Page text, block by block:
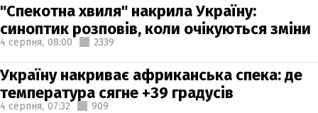
"Спекотна хвиля" накрила Україну:
синоптик розповів, коли очікуються зміни
4 серпня, 08:00 2339
Україну накриває африканська спека: де
температура сягне +39 градусів
4 серпня, 07:32 909